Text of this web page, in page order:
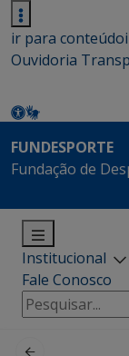
ir para conteúdo
Ouvidoria
FUNDESPORTE
Fundação de
Institucional
Fale Conosco
Pesquisar
por: